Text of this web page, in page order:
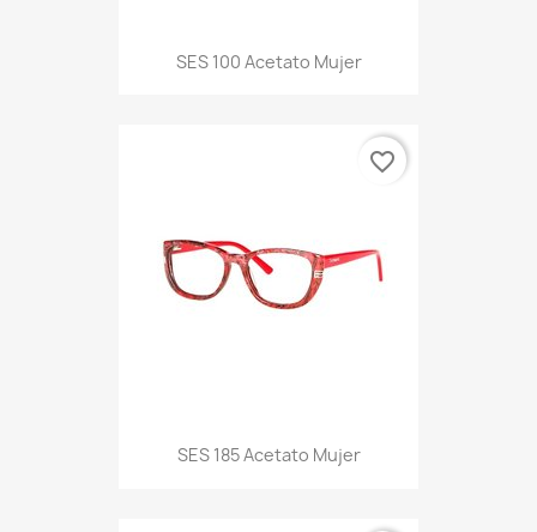
SES 100 Acetato Mujer
SES 185 Acetato Mujer
favorite_border